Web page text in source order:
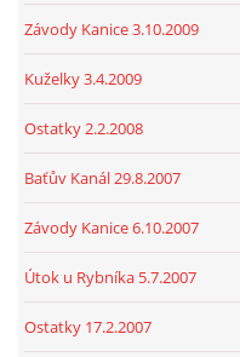
Závody Kanice 3.10.2009
Kuželky 3.4.2009
Ostatky 2.2.2008
Baťův Kanál 29.8.2007
Závody Kanice 6.10.2007
Útok u Rybníka 5.7.2007
Ostatky 17.2.2007